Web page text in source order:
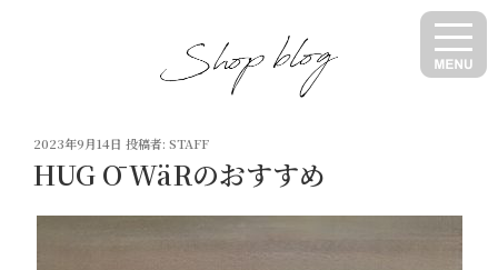
投
稿
日:
2023年9月14日 投稿者: STAFF
HUG Ō WäRのおすすめ